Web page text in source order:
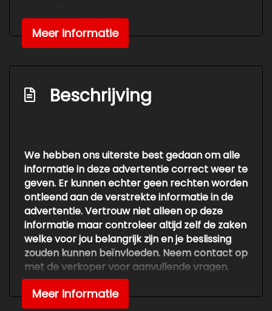
Exterieur
Buitenspiegels elektrisch verstel- en
verwarmbaar
afstandsbediening
Chroom delen exterieur
Dimlichten automatisch
Extra getint glas achter
Led achterlichten
Led dagrijverlichting
Lichtmetalen velgen 16"
Mistlampen voor
Parkeersensor achter
Interieur
Meer informatie
Beschrijving
We hebben ons uiterste best gedaan om alle
informatie in deze advertentie correct weer te
geven. Er kunnen echter geen rechten worden
ontleend aan de verstrekte informatie in de
advertentie. Vertrouw niet alleen op deze
informatie maar controleer altijd zelf de zaken
welke voor jou belangrijk zijn en je beslissing
zouden kunnen beïnvloeden. Neem contact op
met de verkoper voor aanvullende vragen.
Meer informatie